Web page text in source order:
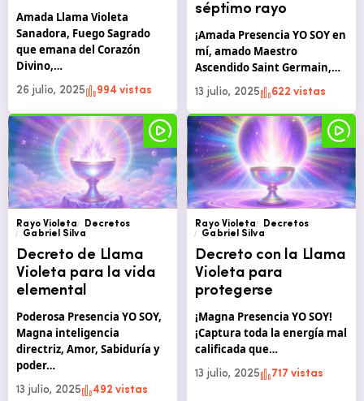
Amada Llama Violeta
Sanadora, Fuego Sagrado
que emana del Corazón
Divino,…
26 julio, 2025 994 vistas
séptimo rayo
¡Amada Presencia YO SOY en
mí, amado Maestro
Ascendido Saint Germain,…
13 julio, 2025 622 vistas
Rayo Violeta
Decretos
Gabriel Silva
Decreto de Llama
Violeta para la vida
elemental
Poderosa Presencia YO SOY,
Magna inteligencia
directriz, Amor, Sabiduría y
poder…
13 julio, 2025 492 vistas
Rayo Violeta
Decretos
Gabriel Silva
Decreto con la Llama
Violeta para
protegerse
¡Magna Presencia YO SOY!
¡Captura toda la energía mal
calificada que…
13 julio, 2025 717 vistas